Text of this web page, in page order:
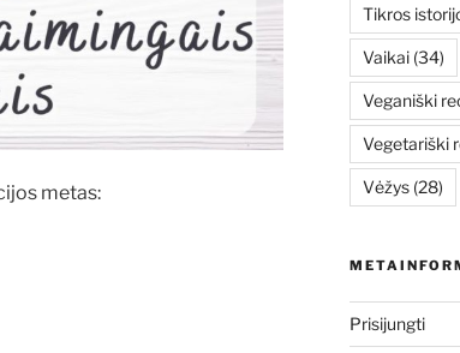
metas:
Tikros
Vaikai(34)
Veganiški
Vegetariški
Vėžys(28)
Prisijungti